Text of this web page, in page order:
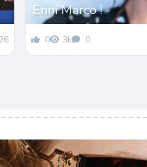
Enni Marco !
0 3k 0